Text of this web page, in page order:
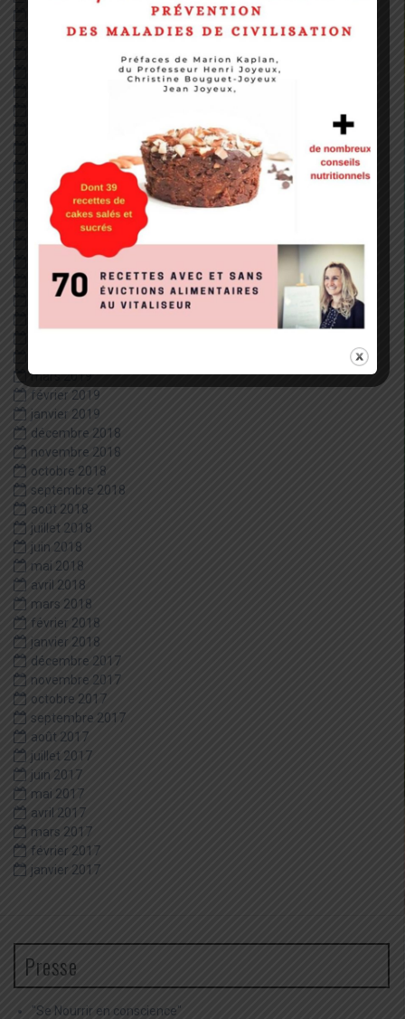
août 2022
juillet 2020
juin 2020
mai 2020
avril 2020
février 2020
janvier 2020
décembre 2019
juillet 2019
mars 2019
février 2019
janvier 2019
décembre 2018
novembre 2018
octobre 2018
septembre 2018
août 2018
juillet 2018
juin 2018
mai 2018
avril 2018
mars 2018
février 2018
janvier 2018
décembre 2017
novembre 2017
octobre 2017
septembre 2017
août 2017
juillet 2017
juin 2017
mai 2017
avril 2017
mars 2017
février 2017
janvier 2017
Presse
"Se Nourrir en conscience"